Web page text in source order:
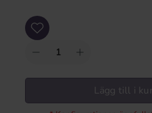
Produktkvantitet: Ange önskat värde
Lägg till i